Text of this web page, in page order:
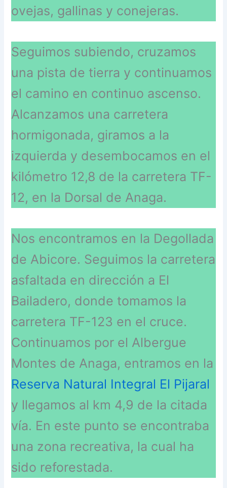
ovejas, gallinas y conejeras.
Seguimos subiendo, cruzamos
una pista de tierra y continuamos
el camino en continuo ascenso.
Alcanzamos una carretera
hormigonada, giramos a la
izquierda y desembocamos en el
kilómetro 12,8 de la carretera TF-
12, en la Dorsal de Anaga.
Nos encontramos en la Degollada
de Abicore. Seguimos la carretera
asfaltada en dirección a El
Bailadero, donde tomamos la
carretera TF-123 en el cruce.
Continuamos por el Albergue
Montes de Anaga, entramos en la
Reserva Natural Integral El Pijaral
y llegamos al km 4,9 de la citada
vía. En este punto se encontraba
una zona recreativa, la cual ha
sido reforestada.